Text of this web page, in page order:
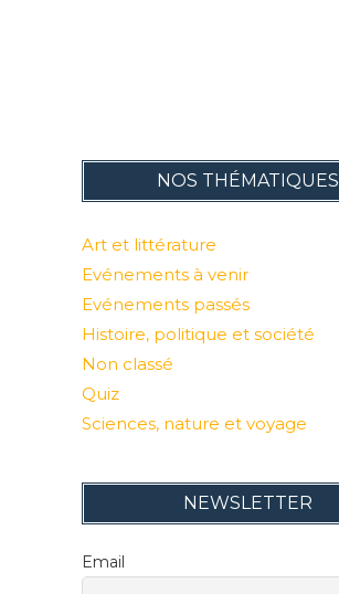
NOS THÉMATIQUES
Art et littérature
Evénements à venir
Evénements passés
Histoire, politique et société
Non classé
Quiz
Sciences, nature et voyage
NEWSLETTER
Email